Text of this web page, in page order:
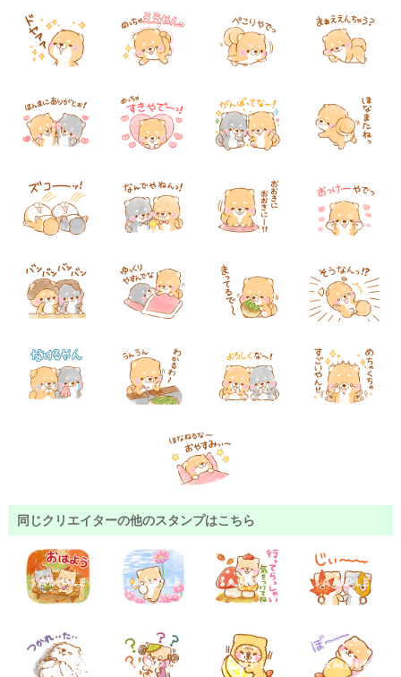
同じクリエイターの他のスタンプはこちら